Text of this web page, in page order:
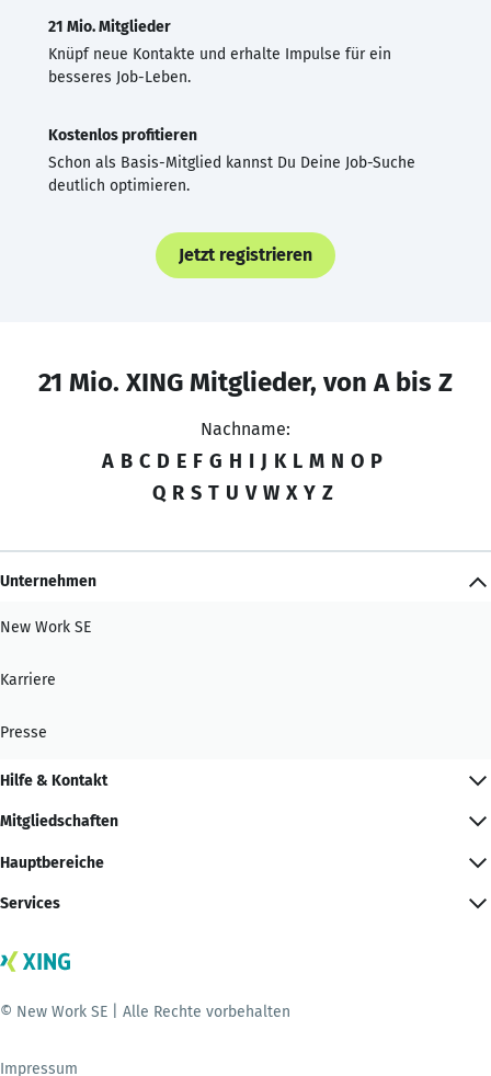
21 Mio. Mitglieder
Knüpf neue Kontakte und erhalte Impulse für ein
besseres Job-Leben.
Kostenlos profitieren
Schon als Basis-Mitglied kannst Du Deine Job-Suche
deutlich optimieren.
Jetzt registrieren
21 Mio. XING Mitglieder, von A bis Z
Nachname:
A B C D E F G H I J K L M N O P
Q R S T U V W X Y Z
Unternehmen
New Work SE
Karriere
Presse
Hilfe & Kontakt
Mitgliedschaften
Hauptbereiche
Services
© New Work SE | Alle Rechte vorbehalten
Impressum